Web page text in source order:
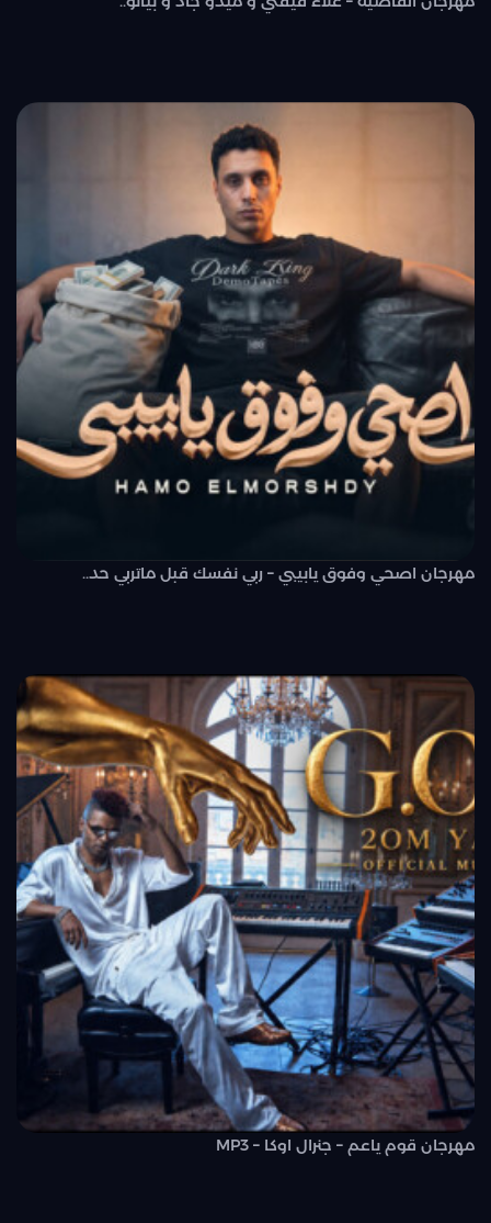
مهرجان اصحي وفوق يابيبي – ربي نفسك قبل ماتربي حد..
مهرجان قوم ياعم – جنرال اوكا – MP3